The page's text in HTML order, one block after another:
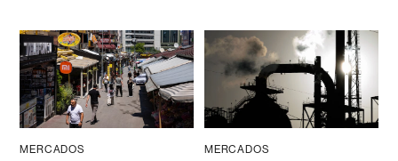
MERCADOS MERCADOS